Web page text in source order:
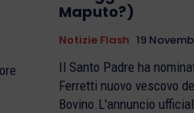
Maputo?)
Notizie Flash 19
Il Santo Padre ha
Ferretti nuovo vescovo
Bovino.L'annuncio